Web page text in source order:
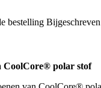
bestelling
CoolCore® polar stof